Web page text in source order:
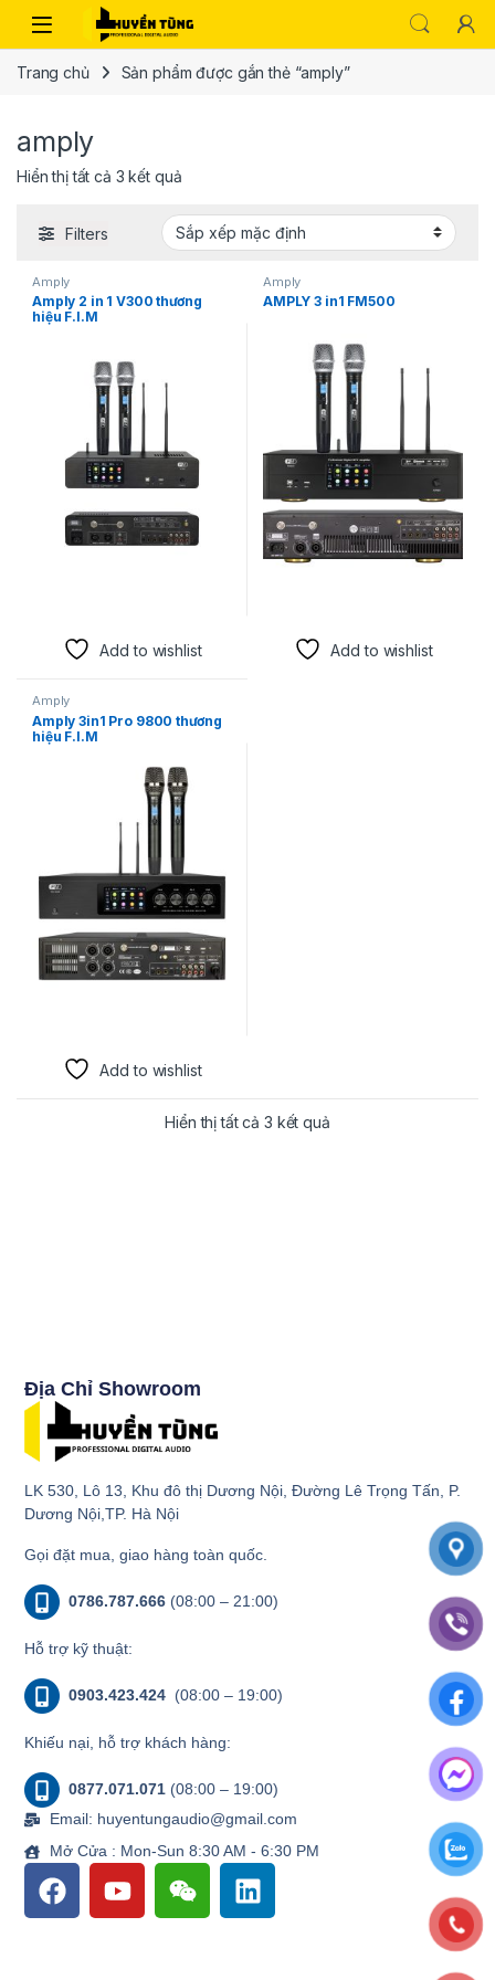
Trang chủ Sản phẩm được gắn thẻ “amply”
amply
Hiển thị tất cả 3 kết quả
Filters
Amply
Amply 2 in 1 V300 thương
hiệu F.I.M
Add to wishlist
Amply
AMPLY 3 in1 FM500
Add to wishlist
Amply
Amply 3in1 Pro 9800 thương
hiệu F.I.M
Add to wishlist
Hiển thị tất cả 3 kết quả
Địa Chỉ Showroom
LK 530, Lô 13, Khu đô thị Dương Nội, Đường Lê Trọng Tấn, P.
Dương Nội,TP. Hà Nội
Gọi đặt mua, giao hàng toàn quốc.
0786.787.666 (08:00 – 21:00)
Hỗ trợ kỹ thuật:
0903.423.424 (08:00 – 19:00)
Khiếu nại, hỗ trợ khách hàng:
0877.071.071 (08:00 – 19:00)
Email: huyentungaudio@gmail.com
Mở Cửa : Mon-Sun 8:30 AM - 6:30 PM